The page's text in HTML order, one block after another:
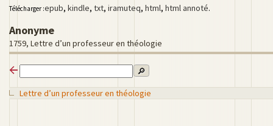
Télécharger :epub, kindle, txt, iramuteq, html, html annoté.
Anonyme
1759, Lettre d’un professeur en théologie
🔎
Lettre d’un professeur en théologie